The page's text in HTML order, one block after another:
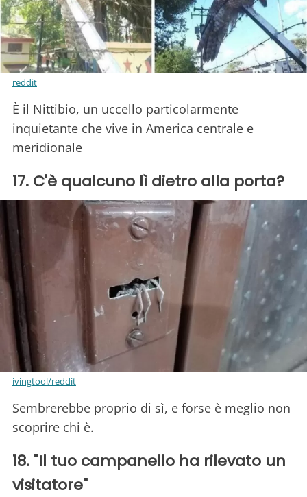
reddit
È il Nittibio, un uccello particolarmente
inquietante che vive in America centrale e
meridionale
17. C'è qualcuno lì dietro alla porta?
ivingtool/reddit
Sembrerebbe proprio di sì, e forse è meglio non
scoprire chi è.
18. "Il tuo campanello ha rilevato un
visitatore"